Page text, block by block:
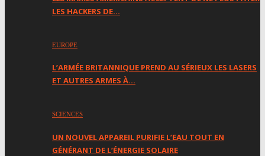
LES HACKERS DE…
EUROPE
L’ARMÉE BRITANNIQUE PREND AU SÉRIEUX LES LASERS
ET AUTRES ARMES À…
SCIENCES
UN NOUVEL APPAREIL PURIFIE L’EAU TOUT EN
GÉNÉRANT DE L’ÉNERGIE SOLAIRE